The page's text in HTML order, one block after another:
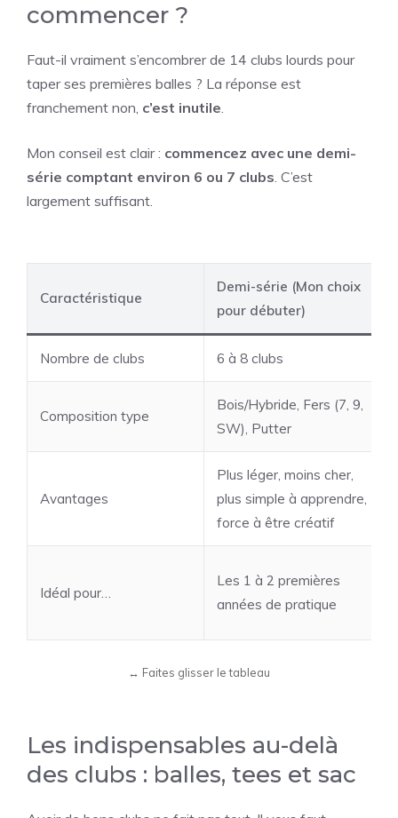
commencer ?
Faut-il vraiment s’encombrer de 14 clubs lourds pour
taper ses premières balles ? La réponse est
franchement non, c’est inutile.
Mon conseil est clair : commencez avec une demi-
série comptant environ 6 ou 7 clubs. C’est
largement suffisant.
Caractéristique
Demi-série (Mon choix
pour débuter)
Nombre de clubs 6 à 8 clubs
Composition type
Bois/Hybride, Fers (7, 9,
SW), Putter
Avantages
Plus léger, moins cher,
plus simple à apprendre,
force à être créatif
Idéal pour…
Les 1 à 2 premières
années de pratique
Les indispensables au-delà
des clubs : balles, tees et sac